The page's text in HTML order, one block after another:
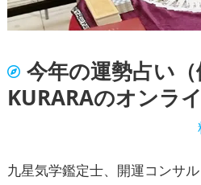
今年の運勢占い（
KURARAのオンラ
九星気学鑑定士、開運コンサ